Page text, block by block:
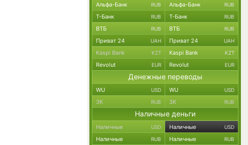
Альфа-Банк RUB Альфа-Банк RUB
Т-Банк RUB Т-Банк RUB
ВТБ RUB ВТБ RUB
Приват 24 UAH Приват 24 UAH
Kaspi Bank KZT Kaspi Bank KZT
Revolut EUR Revolut EUR
Денежные переводы
WU USD WU USD
ЗК RUB ЗК RUB
Наличные деньги
Наличные USD Наличные USD
Наличные RUB Наличные RUB